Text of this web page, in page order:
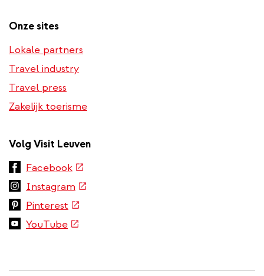
Onze sites
Lokale partners
Travel industry
Travel press
Zakelijk toerisme
Volg Visit Leuven
Facebook(externe
link)
Instagram (externe
link)
Pinterest (externe
link)
YouTube(externe